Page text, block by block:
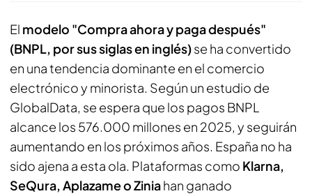
El modelo "Compra ahora y paga después"
(BNPL, por sus siglas en inglés)se ha convertido
en una tendencia dominante en el comercio
electrónico y minorista. Según un estudio de
GlobalData, se espera que los pagos BNPL
alcance los 576.000 millones en 2025, y seguirán
aumentando en los próximos años. España no ha
sido ajena a esta ola. Plataformas como Klarna,
SeQura, Aplazame o Ziniahan ganado